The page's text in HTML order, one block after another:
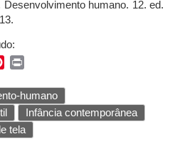
humano. 12. ed.
Pinterest
humano
Infância contemporânea
tela